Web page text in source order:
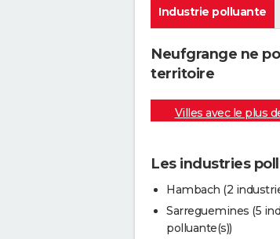
Industrie polluante
Neufgrange ne
territoire
Villes avec le plus
Les industries
Hambach (2
Sarreguemines (5
polluante(s))